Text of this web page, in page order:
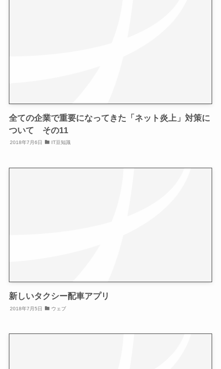
全ての企業で重要になってきた「ネット炎上」対策に
ついて その11
2018年7月6日 IT豆知識
新しいタクシー配車アプリ
2018年7月5日 ウェブ